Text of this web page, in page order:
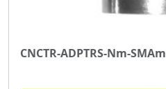
CNCTR-ADPTRS-Nm-SMAm